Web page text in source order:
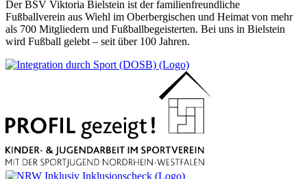
Der BSV Viktoria Bielstein ist der familienfreundliche
Fußballverein aus Wiehl im Oberbergischen und Heimat von mehr
als 700 Mitgliedern und Fußballbegeisterten. Bei uns in Bielstein
wird Fußball gelebt – seit über 100 Jahren.